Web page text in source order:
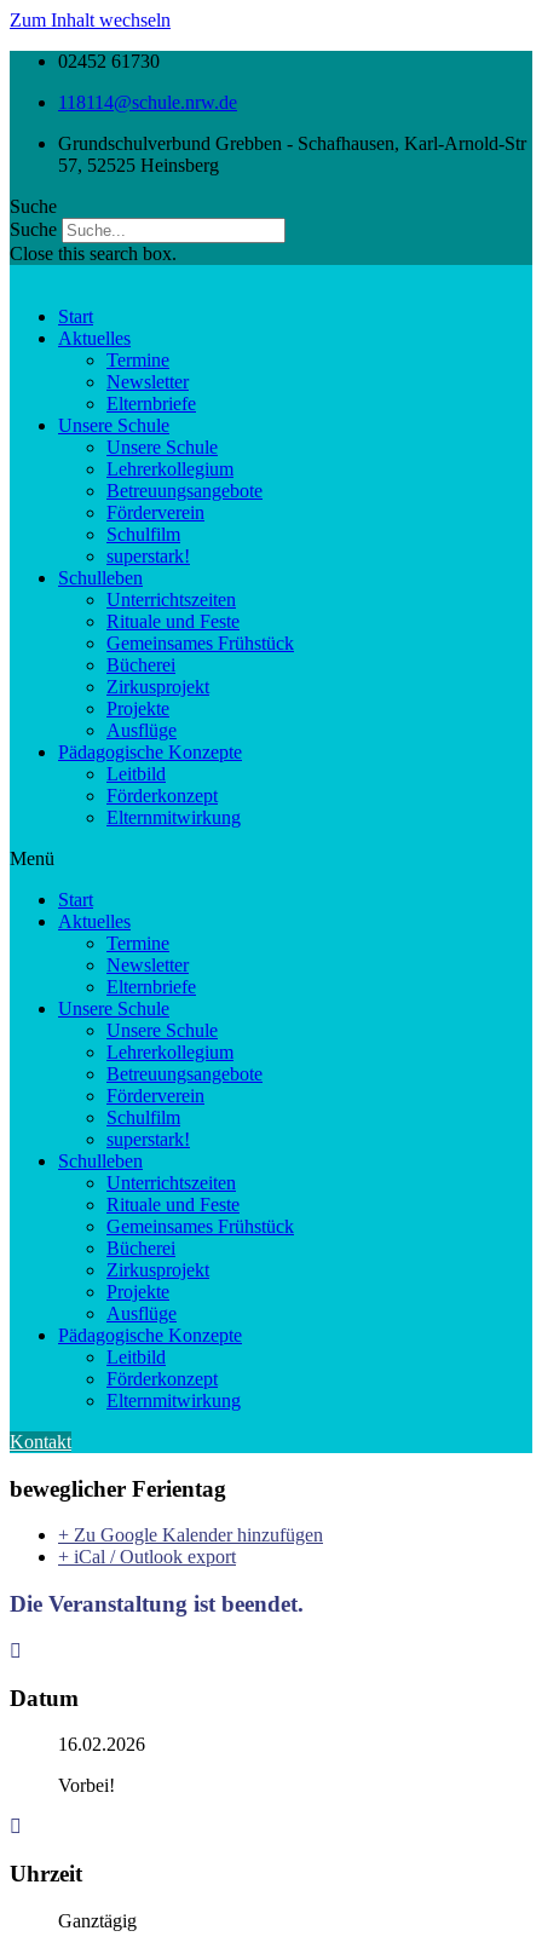
Zum Inhalt wechseln
02452 61730
118114@schule.nrw.de
Grundschulverbund Grebben - Schafhausen, Karl-Arnold-Str
57, 52525 Heinsberg
Suche
Suche
Close this search box.
Start
Aktuelles
Termine
Newsletter
Elternbriefe
Unsere Schule
Unsere Schule
Lehrerkollegium
Betreuungsangebote
Förderverein
Schulfilm
superstark!
Schulleben
Unterrichtszeiten
Rituale und Feste
Gemeinsames Frühstück
Bücherei
Zirkusprojekt
Projekte
Ausflüge
Pädagogische Konzepte
Leitbild
Förderkonzept
Elternmitwirkung
Menü
Start
Aktuelles
Termine
Newsletter
Elternbriefe
Unsere Schule
Unsere Schule
Lehrerkollegium
Betreuungsangebote
Förderverein
Schulfilm
superstark!
Schulleben
Unterrichtszeiten
Rituale und Feste
Gemeinsames Frühstück
Bücherei
Zirkusprojekt
Projekte
Ausflüge
Pädagogische Konzepte
Leitbild
Förderkonzept
Elternmitwirkung
Kontakt
beweglicher Ferientag
+ Zu Google Kalender hinzufügen
+ iCal / Outlook export
Die Veranstaltung ist beendet.
Datum
16.02.2026
Vorbei!
Uhrzeit
Ganztägig